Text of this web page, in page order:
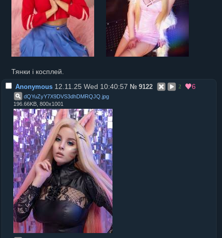
Тянки і косплей.
Anonymous 12.11.25 Wed 10:40:57 № 9122 2 6
dQYuZyY7X9DVS3dhDMRQJQ jpg
196.66KB, 800x1001